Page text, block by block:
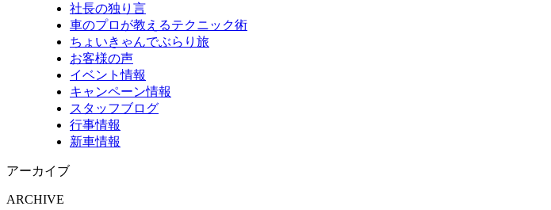
社長の独り言
車のプロが教えるテクニック術
ちょいきゃんでぶらり旅
お客様の声
イベント情報
キャンペーン情報
スタッフブログ
行事情報
新車情報
アーカイブ
ARCHIVE